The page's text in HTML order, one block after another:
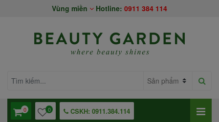
Vùng miền Hotline: 0911 384 114
0 0 CSKH: 0911.384.114